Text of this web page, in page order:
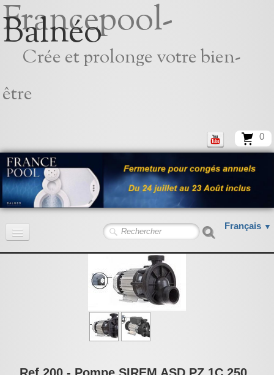
Francepool-
Balnéo
Crée et prolonge votre bien-
être
0
Français ▼
Accueil
Ref 200 - Pompe SIREM ASD PZ 1C 250